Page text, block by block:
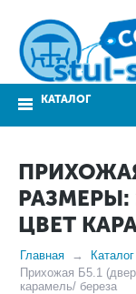
КАТАЛОГ
РАЗМЕРЫ:
ЦВЕТ
Главная Каталог
Прихожая Б5.1
карамель/ береза